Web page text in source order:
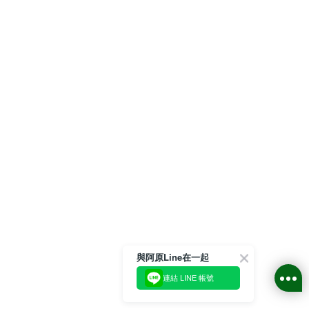
與阿原Line在一起
連結 LINE 帳號